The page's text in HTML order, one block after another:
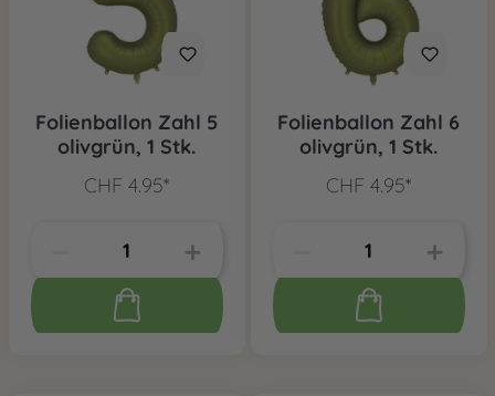
Folienballon Zahl 5
olivgrün, 1 Stk.
CHF 4.95*
Folienballon Zahl 6
olivgrün, 1 Stk.
CHF 4.95*